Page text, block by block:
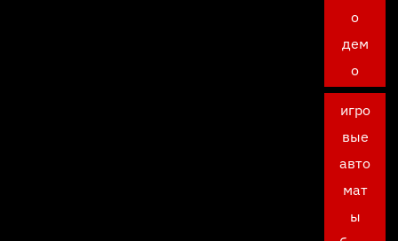
о
дем
о
игро
вые
авто
мат
ы